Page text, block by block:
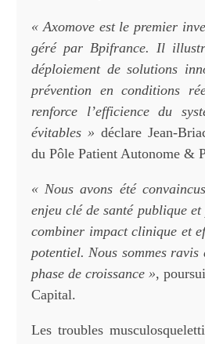
« Axomove est le premier
géré par Bpifrance. Il
déploiement de solutions
prévention en conditions
renforce l’efficience du
évitables » déclare Jean-
du Pôle Patient Autonome &
« Nous avons été
enjeu clé de santé publique
combiner impact clinique et
potentiel. Nous sommes ravis
phase de croissance »,
Capital.
Les troubles